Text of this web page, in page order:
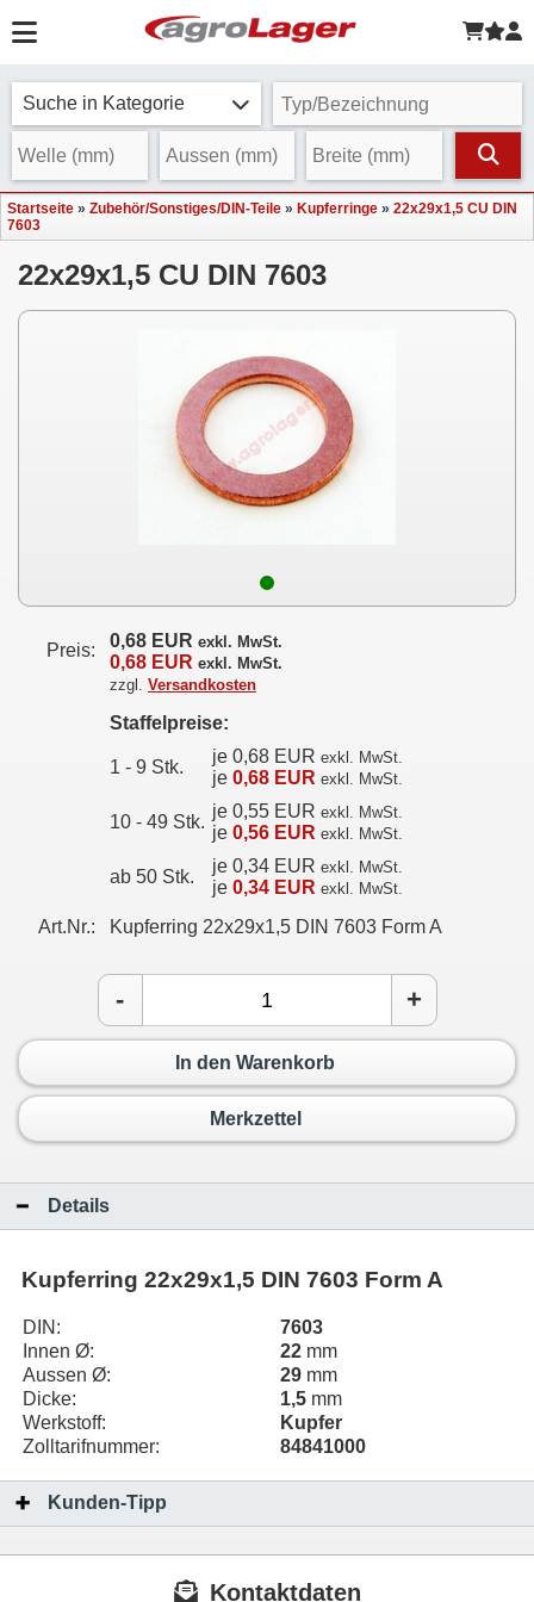
Suche in Kategorie
Startseite » Zubehör/Sonstiges/DIN-Teile » Kupferringe » 22x29x1,5 CU DIN
7603
22x29x1,5 CU DIN 7603
Preis: 0,68 EUR exkl. MwSt.
0,68 EUR exkl. MwSt.
zzgl. Versandkosten
Staffelpreise:
1 - 9 Stk.
je 0,68 EUR exkl. MwSt.
je 0,68 EUR exkl. MwSt.
10 - 49 Stk.
je 0,55 EUR exkl. MwSt.
je 0,56 EUR exkl. MwSt.
ab 50 Stk.
je 0,34 EUR exkl. MwSt.
je 0,34 EUR exkl. MwSt.
Art.Nr.: Kupferring 22x29x1,5 DIN 7603 Form A
- +
In den Warenkorb
Merkzettel
Details
Kupferring 22x29x1,5 DIN 7603 Form A
DIN:
7603
Innen Ø:
22 mm
Aussen Ø:
29 mm
Dicke:
1,5 mm
Werkstoff:
Kupfer
Zolltarifnummer:
84841000
Kunden-Tipp
Kontaktdaten